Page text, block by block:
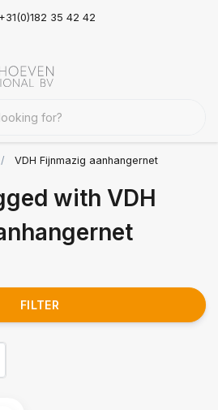
35 42 42
VDH Fijnmazig aanhangernet
with VDH
FILTER